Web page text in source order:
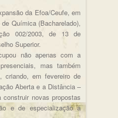
da Efoa/Ceufe, em
Química (Bacharelado),
002/2003, de 13 de
Superior.
não apenas com a
mas também
criando, em fevereiro de
Aberta e a Distância –
novas propostas
e de especialização a